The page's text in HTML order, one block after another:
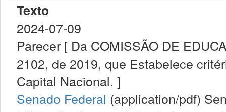
Texto
2024-07-09
Parecer [ Da COMISSÃO DE
2102, de 2019, que Estabelece
Capital Nacional. ]
Senado Federal (application/pdf)